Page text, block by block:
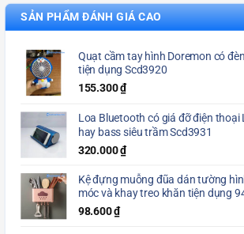
SẢN PHẨM ĐÁNH GIÁ CAO
Quạt cầm tay hình Doremon có
tiện dụng Scd3920
155.300₫
Loa Bluetooth có giá đỡ điện thoại
hay bass siêu trầm Scd3931
320.000₫
Kệ đựng muỗng đũa dán tường
móc và khay treo khăn tiện dụng
98.600₫